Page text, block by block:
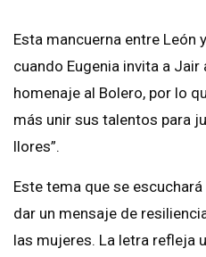
Esta mancuerna entre León
cuando Eugenia invita a
homenaje al Bolero, por lo
más unir sus talentos para
llores”.
Este tema que se
dar un mensaje de
las mujeres. La letra refleja